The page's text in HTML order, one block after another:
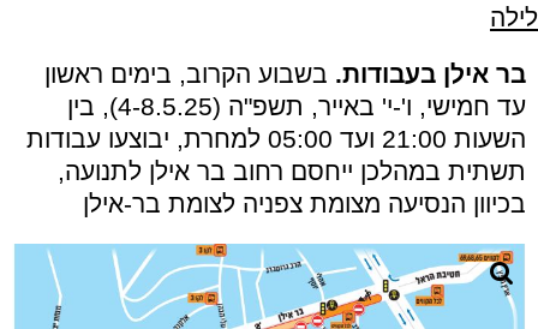
לילה
בר אילן בעבודות. בשבוע הקרוב, בימים ראשון
עד חמישי, ו'-י' באייר, תשפ"ה (4-8.5.25), בין
השעות 21:00 ועד 05:00 למחרת, יבוצעו עבודות
תשתית במהלכן ייחסם רחוב בר אילן לתנועה,
בכיוון הנסיעה מצומת צפניה לצומת בר-אילן